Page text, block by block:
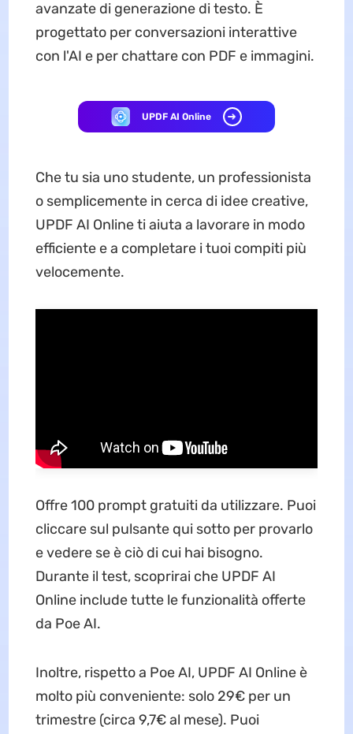
avanzate di generazione di testo. È
progettato per conversazioni interattive
con l'AI e per chattare con PDF e immagini.
UPDF AI Online
Che tu sia uno studente, un professionista
o semplicemente in cerca di idee creative,
UPDF AI Online ti aiuta a lavorare in modo
efficiente e a completare i tuoi compiti più
velocemente.
Offre 100 prompt gratuiti da utilizzare. Puoi
cliccare sul pulsante qui sotto per provarlo
e vedere se è ciò di cui hai bisogno.
Durante il test, scoprirai che UPDF AI
Online include tutte le funzionalità offerte
da Poe AI.
Inoltre, rispetto a Poe AI, UPDF AI Online è
molto più conveniente: solo 29€ per un
trimestre (circa 9,7€ al mese). Puoi